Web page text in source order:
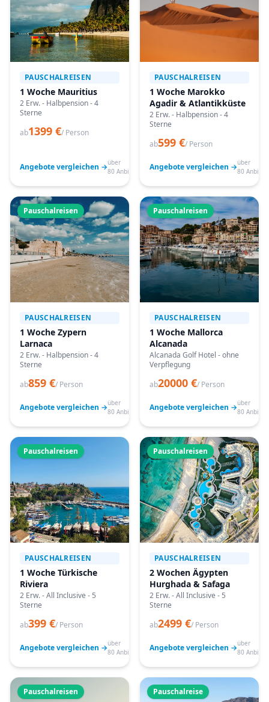
PAUSCHALREISEN
1 Woche Mauritius
2 Erw. - Halbpension - 4
Sterne
ab1399 €/ Person
Angebote vergleichen →über
80 Anbieter
PAUSCHALREISEN
1 Woche Marokko
Agadir & Atlantikküste
2 Erw. - Halbpension - 4
Sterne
ab599 €/ Person
Angebote vergleichen →über
80
Pauschalreisen
PAUSCHALREISEN
1 Woche Zypern
Larnaca
2 Erw. - Halbpension - 4
Sterne
ab859 €/ Person
Angebote vergleichen →über
80 Anbieter
Pauschalreisen
PAUSCHALREISEN
1 Woche Mallorca
Alcanada
Alcanada Golf Hotel - ohne
Verpflegung
ab20000 €/ Person
Angebote vergleichen →über
80
Pauschalreisen
PAUSCHALREISEN
1 Woche Türkische
Riviera
2 Erw. - All Inclusive - 5
Sterne
ab399 €/ Person
Angebote vergleichen →über
80 Anbieter
Pauschalreisen
PAUSCHALREISEN
2 Wochen Ägypten
Hurghada & Safaga
2 Erw. - All Inclusive - 5
Sterne
ab2499 €/ Person
Angebote vergleichen →über
80
Pauschalreisen Pauschalreise